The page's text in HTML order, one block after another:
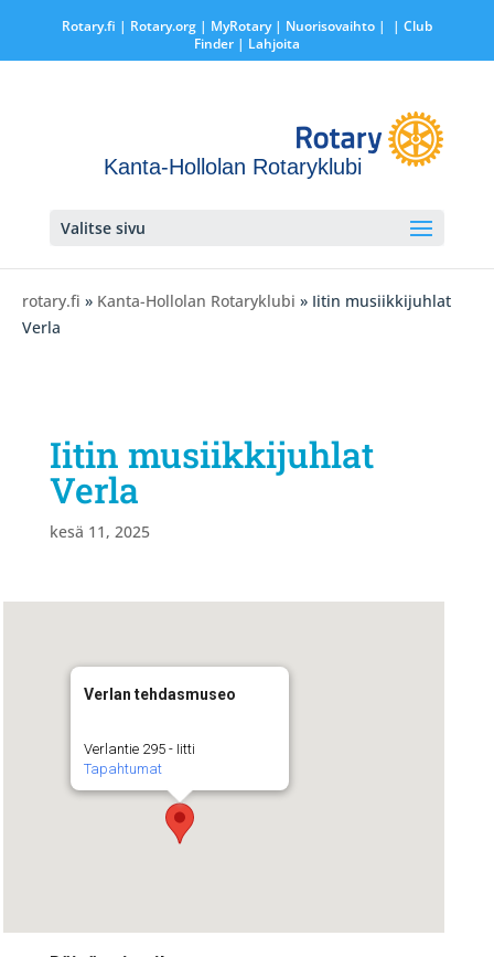
Rotary.fi | Rotary.org| MyRotary | Nuorisovaihto|
| Club
Finder| Lahjoita
Kanta-Hollolan Rotaryklubi
Valitse sivu
rotary.fi » Kanta-Hollolan Rotaryklubi » Iitin musiikkijuhlat
Verla
Iitin musiikkijuhlat
Verla
kesä 11, 2025
Verlan tehdasmuseo
Verlantie 295 - Iitti
Tapahtumat